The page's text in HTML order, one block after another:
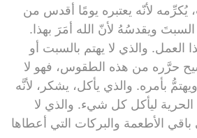
يُكرِّمه لأنّه يعتبره يومًا أقدس من
السبتَ ويقدسُهُ لأنّ الله أمَرَ بهذا.
والذي لا يهتم بالسبت أو
حرَّره من هذه الطقوس، فهو لا
بأمره. والذي يأكل، يشكر، لأنَّه
ليأكل كل شيء. والذي لا
الأطعمة والبركات التي أعطاها